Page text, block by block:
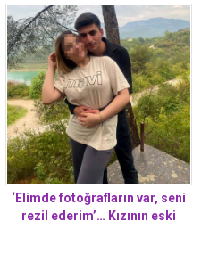
‘Elimde fotoğrafların var, seni
rezil ederim’… Kızının eski